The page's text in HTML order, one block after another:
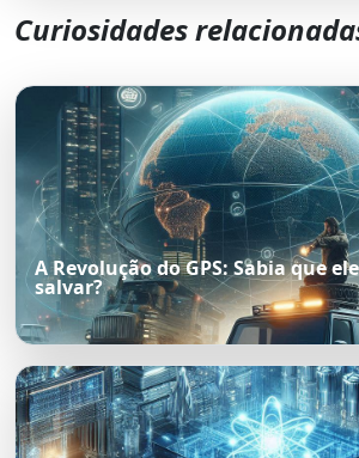
Curiosidades
A Revolução do GPS: Sabia que
salvar?